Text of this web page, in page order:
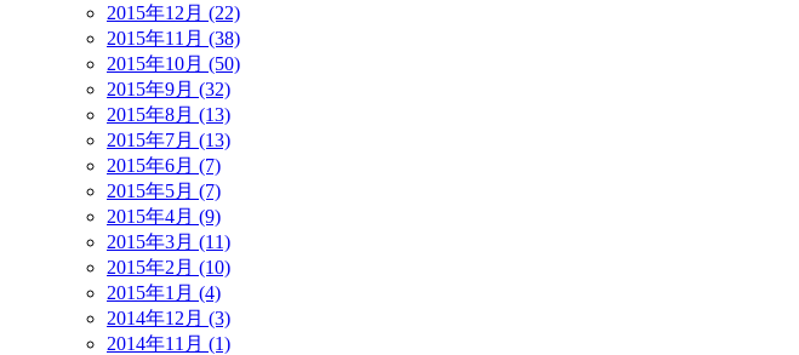
2015年12月 (22)
2015年11月 (38)
2015年10月 (50)
2015年9月 (32)
2015年8月 (13)
2015年7月 (13)
2015年6月 (7)
2015年5月 (7)
2015年4月 (9)
2015年3月 (11)
2015年2月 (10)
2015年1月 (4)
2014年12月 (3)
2014年11月 (1)